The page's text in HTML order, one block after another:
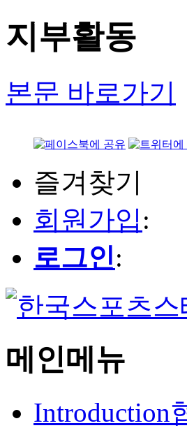
지부활동
본문 바로가기
즐겨찾기
회원가입 :
로그인:
메인메뉴
Introduction